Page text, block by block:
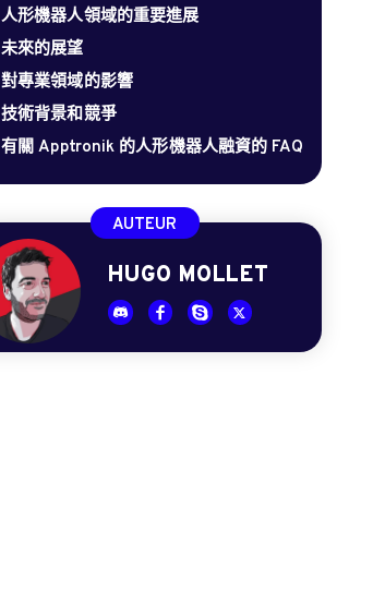
人形機器人領域的重要進展
未來的展望
對專業領域的影響
技術背景和競爭
有關 Apptronik 的人形機器人融資的 FAQ
AUTEUR
HUGO MOLLET